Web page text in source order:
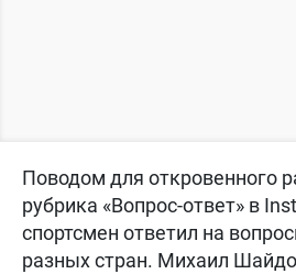
Поводом для откровенного
рубрика «Вопрос-ответ» в
спортсмен ответил на
разных стран. Михаил